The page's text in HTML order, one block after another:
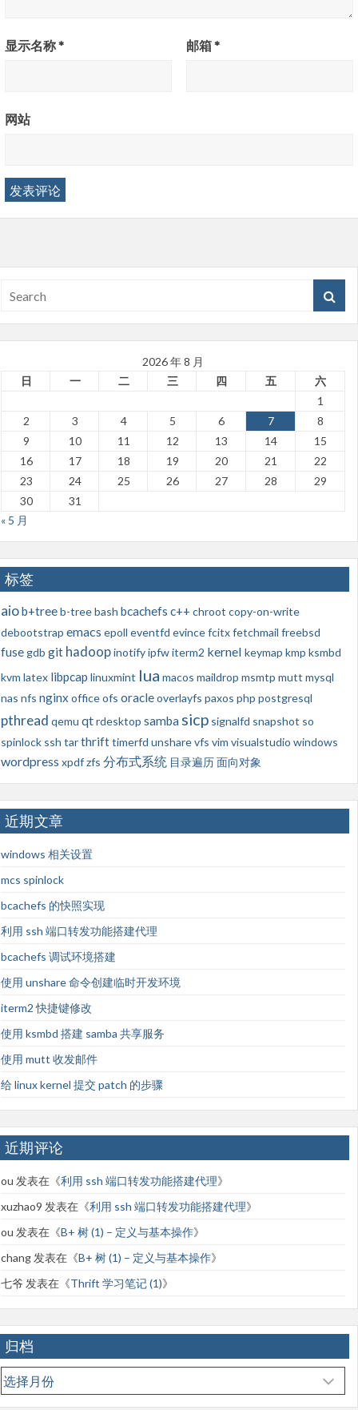
显示名称* 邮箱*
网站
2026 年 8 月
日
一 二 三 四 五
六
1
2
3 4 5 6 7
8
9
10 11 12 13 14
15
16
17 18 19 20 21
22
23
24 25 26 27 28
29
30
31
« 5 月
标签
aiob+treeb-treebash bcachefs c++ chroot copy-on-write
debootstrap emacs epoll eventfd evincefcitxfetchmail freebsd
fuse gdb git hadoopinotifyipfwiterm2 kernel keymap kmp ksmbd
kvm latex libpcap linuxmint lua macos maildrop msmtp mutt mysql
nas nfs nginx officeofs oracleoverlayfs paxos php postgresql
pthread qemu qtrdesktop samba sicp signalfd snapshot so
spinlock ssh tarthrifttimerfd unsharevfs vim visualstudio windows
wordpress xpdfzfs 分布式系统 目录遍历面向对象
近期文章
windows 相关设置
mcs spinlock
bcachefs 的快照实现
利用 ssh 端口转发功能搭建代理
bcachefs 调试环境搭建
使用 unshare 命令创建临时开发环境
iterm2 快捷键修改
使用 ksmbd 搭建 samba 共享服务
使用 mutt 收发邮件
给 linux kernel 提交 patch 的步骤
近期评论
ou 发表在《利用 ssh 端口转发功能搭建代理》
xuzhao9 发表在《利用 ssh 端口转发功能搭建代理》
ou 发表在《B+ 树 (1) – 定义与基本操作》
chang 发表在《B+ 树 (1) – 定义与基本操作》
七爷 发表在《Thrift 学习笔记 (1)》
归档
归
档